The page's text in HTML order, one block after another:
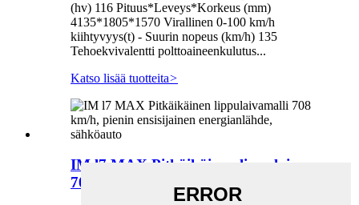
(hv) 116 Pituus*Leveys*Korkeus (mm)
4135*1805*1570 Virallinen 0-100 km/h
kiihtyvyys(t) - Suurin nopeus (km/h) 135
Tehoekvivalentti polttoaineenkulutus...
Katso lisää tuotteita>
IM l7 MAX Pitkäikäinen lippulaiva
708KM-versio, Lowe...